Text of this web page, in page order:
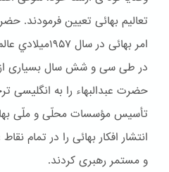
تعالیم بهائی تعیین فرمودند.
امر بهائی در
در طی سی و شش سال بسیاری از
حضرت عبدالبهاء را به انگلیسی
تأسیس مؤسسات محلّی و ملّی
انتشار افکار بهائی را در تمام
و مستمر رهبری کردند.